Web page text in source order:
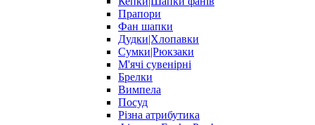
Прапори
Фан шапки
Дудки|Хлопавки
Сумки|Рюкзаки
М'ячі сувенірні
Брелки
Вимпела
Посуд
Різна атрибутика